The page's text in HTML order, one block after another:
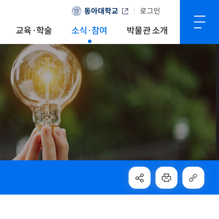
동아대학교 로그인
교육·학술 소식·참여 박물관 소개